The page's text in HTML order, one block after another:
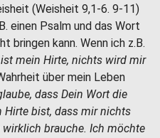
(Weisheit 9,1-6. 9-11)
einen Psalm und das Wort
bringen kann. Wenn ich z.B.
ist mein Hirte, nichts wird mir
über mein Leben
dass Dein Wort die
Hirte bist, dass mir nichts
brauche. Ich möchte